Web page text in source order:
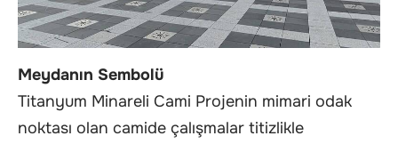
Meydanın Sembolü
Titanyum Minareli Cami Projenin mimari odak
noktası olan camide çalışmalar titizlikle